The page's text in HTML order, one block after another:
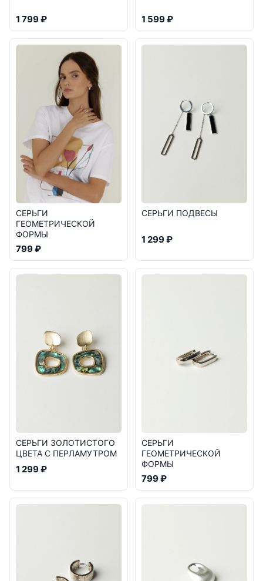
1 799 ₽ 1 599 ₽
СЕРЬГИ
ГЕОМЕТРИЧЕСКОЙ
ФОРМЫ
799 ₽
СЕРЬГИ ПОДВЕСЫ
1 299 ₽
СЕРЬГИ ЗОЛОТИСТОГО
ЦВЕТА С ПЕРЛАМУТРОМ
1 299 ₽
СЕРЬГИ
ГЕОМЕТРИЧЕСКОЙ
ФОРМЫ
799 ₽